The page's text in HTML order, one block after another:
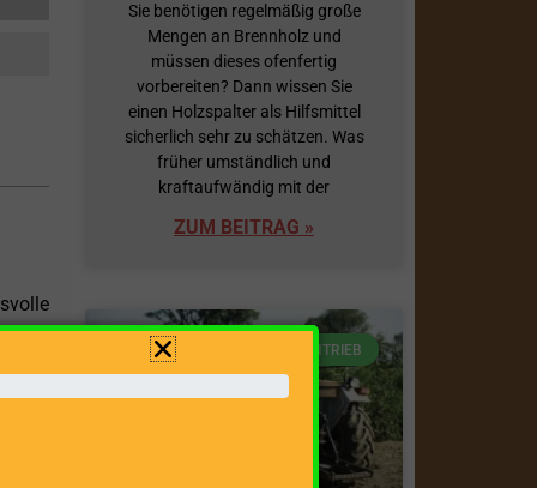
V
ob
der
Sie benötigen regelmäßig große
Mengen an Brennholz und
müssen dieses ofenfertig
vorbereiten? Dann wissen Sie
einen Holzspalter als Hilfsmittel
sicherlich sehr zu schätzen. Was
früher umständlich und
kraftaufwändig mit der
ZUM BEITRAG »
ANTRIEB